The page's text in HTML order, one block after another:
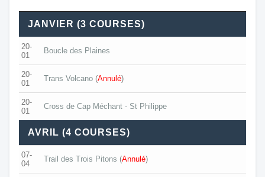
JANVIER (3 COURSES)
20-
01
Boucle des Plaines
20-
01
Trans Volcano (Annulé)
20-
01
Cross de Cap Méchant - St Philippe
AVRIL (4 COURSES)
07-
04
Trail des Trois Pitons (Annulé)